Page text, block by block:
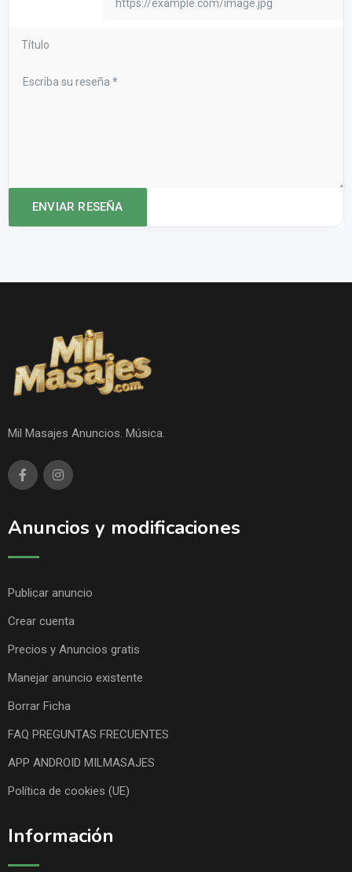
Mil Masajes Anuncios. Música.
Anuncios y modificaciones
Publicar anuncio
Crear cuenta
Precios y Anuncios gratis
Manejar anuncio existente
Borrar Ficha
FAQ PREGUNTAS FRECUENTES
APP ANDROID MILMASAJES
Política de cookies (UE)
Información